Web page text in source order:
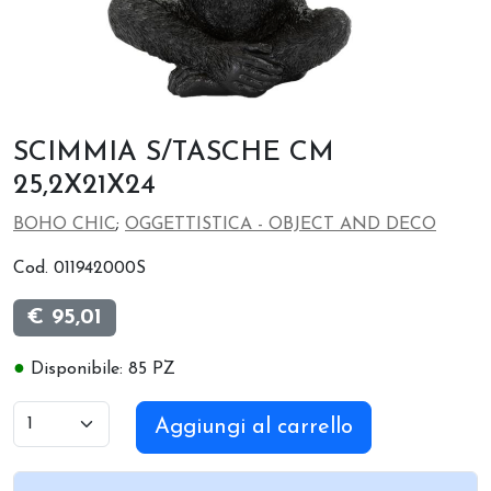
SCIMMIA S/TASCHE CM
25,2X21X24
BOHO CHIC; OGGETTISTICA - OBJECT AND DECO
Cod. 011942000S
€ 95,01
● Disponibile: 85 PZ
Aggiungi al carrello